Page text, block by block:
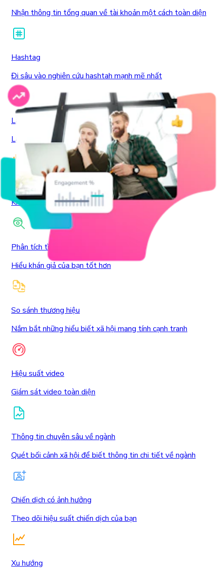
Nhận thông tin tổng quan về tài khoản một cách toàn diện
Hashtag
Đi sâu vào nghiên cứu hashtah mạnh mẽ nhất
Lắng nghe xã hội
Làm sáng tỏ quan điểm của khán giả
Âm thanh
Khám phá âm thanh thịnh hành
Phân tích tình cảm
Hiểu khán giả của bạn tốt hơn
So sánh thương hiệu
Nắm bắt những hiểu biết xã hội mang tính cạnh tranh
Hiệu suất video
Giám sát video toàn diện
Thông tin chuyên sâu về ngành
Quét bối cảnh xã hội để biết thông tin chi tiết về ngành
Chiến dịch có ảnh hưởng
Theo dõi hiệu suất chiến dịch của bạn
Xu hướng